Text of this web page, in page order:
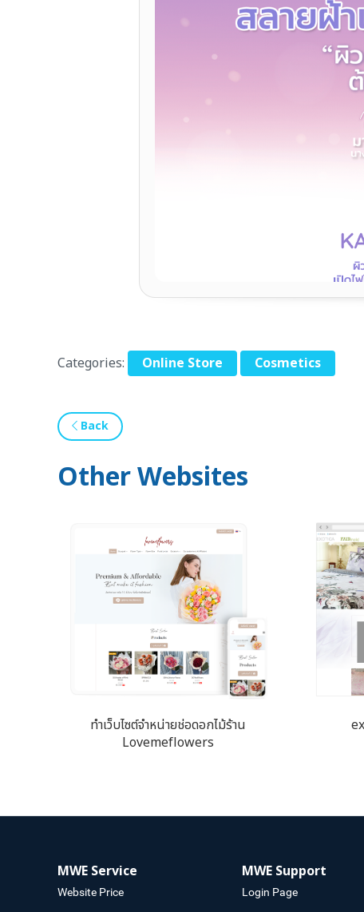
Categories: Online Store Cosmetics
Back
Other Websites
ทำเว็บไซต์จำหน่ายช่อดอกไม้ร้าน
Lovemeflowers
MWE Service
Website Price
MWE Support
Login Page